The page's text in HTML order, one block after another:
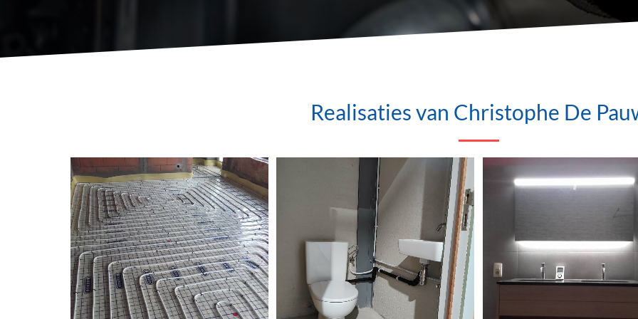
Realisaties van Christophe De